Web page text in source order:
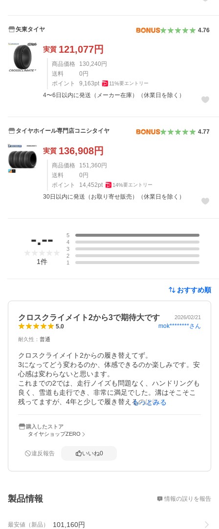
矢東タイヤ 4.76
実質 121,077円
商品価格 130,240 円
送料
0 円
ポイント
9,163pt 11%要エントリー
4〜6日以内に発送（メーカー在庫）（休業日を除く）
タイヤホイール専門店コニシタイヤ 4.77
実質 136,908円
商品価格 151,360 円
送料
0 円
ポイント
14,452pt 14%要エントリー
30日以内に発送（お取り寄せ販売）（休業日を除く）
-.--
1件
5
4
3
2
1
おすすめ順
クロスクライメイト2から3で期待大です 2026/02/21
5.0 mok********さん
耐久性 ： 普通
クロスクライメイト2からの履き替えてず。
3になってどう変わるのか、体感できるのか楽しみです。安
心感は変わらないと思います。
これまでの2では、走行ノイズも問題なく、ハンドリングも
良く、雪道も走行でき、非常に満足でした。溝はそこそこ
残ってますが、4年と少しで履き替えるのは微細なヒビが入
んとくです。
今回3に変えて、その辺りがどうなってるのかも楽しみで
2の話ばかりになりましたが、3の感想は改めて追記する予
きたので、たいへん満足しています。
静かです。五分ヤマ切った2と新品での比較ですが。
もっとみる
購入したストア
タイヤショップZERO
違反報告 いいね0
製品情報 情報の誤りを報告
最安値（新品） 101,160円